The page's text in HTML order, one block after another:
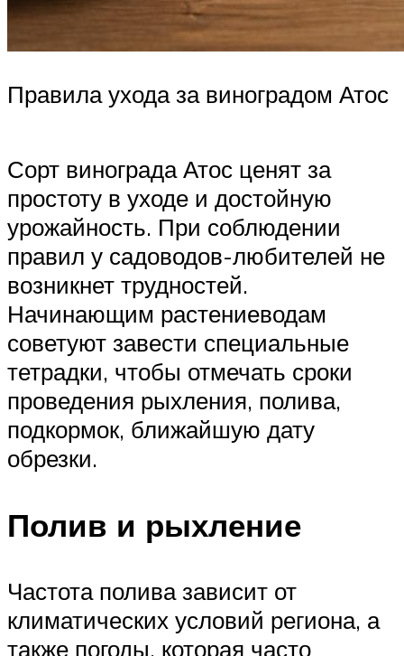
Правила ухода за виноградом Атос
Сорт винограда Атос ценят за
простоту в уходе и достойную
урожайность. При соблюдении
правил у садоводов-любителей не
возникнет трудностей.
Начинающим растениеводам
советуют завести специальные
тетрадки, чтобы отмечать сроки
проведения рыхления, полива,
подкормок, ближайшую дату
обрезки.
Полив и рыхление
Частота полива зависит от
климатических условий региона, а
также погоды, которая часто